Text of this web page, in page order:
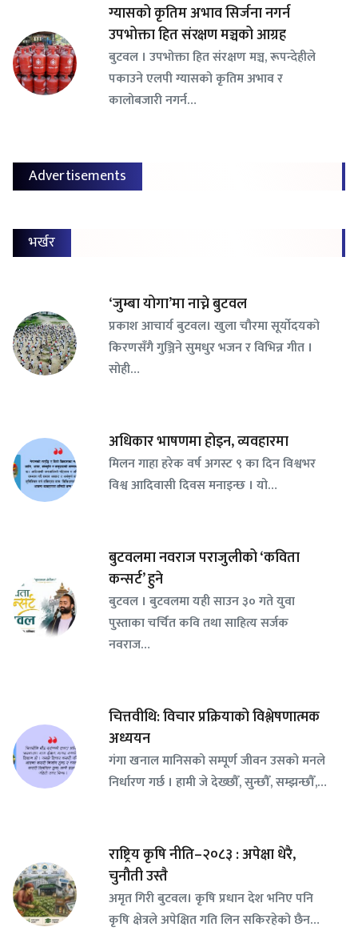
ग्यासको कृतिम अभाव सिर्जना नगर्न
उपभोक्ता हित संरक्षण मञ्चको आग्रह
बुटवल । उपभोक्ता हित संरक्षण मञ्च, रूपन्देहीले
पकाउने एलपी ग्यासको कृतिम अभाव र
कालोबजारी नगर्न…
Advertisements
भर्खर
‘जुम्बा योगा’मा नाच्ने बुटवल
प्रकाश आचार्य बुटवल। खुला चौरमा सूर्योदयको
किरणसँगै गुञ्जिने सुमधुर भजन र विभिन्न गीत ।
सोही…
अधिकार भाषणमा होइन, व्यवहारमा
मिलन गाहा हरेक वर्ष अगस्ट ९ का दिन विश्वभर
विश्व आदिवासी दिवस मनाइन्छ । यो…
बुटवलमा नवराज पराजुलीको ‘कविता
कन्सर्ट’ हुने
बुटवल । बुटवलमा यही साउन ३० गते युवा
पुस्ताका चर्चित कवि तथा साहित्य सर्जक
नवराज…
चित्तवीथि: विचार प्रक्रियाको विश्लेषणात्मक
अध्ययन
गंगा खनाल मानिसको सम्पूर्ण जीवन उसको मनले
निर्धारण गर्छ । हामी जे देख्छौँ, सुन्छौँ, सम्झन्छौँ,…
राष्ट्रिय कृषि नीति–२०८३ : अपेक्षा धेरै,
चुनौती उस्तै
अमृत गिरी बुटवल। कृषि प्रधान देश भनिए पनि
कृषि क्षेत्रले अपेक्षित गति लिन सकिरहेको छैन…